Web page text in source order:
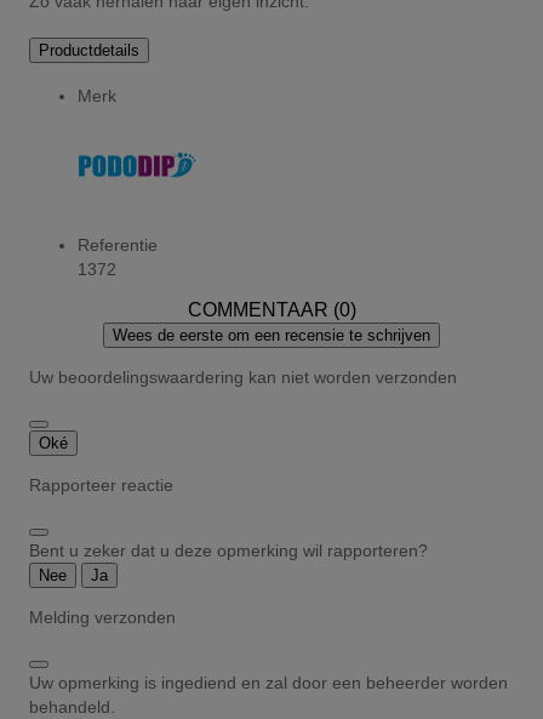
Productdetails
Merk
Referentie
1372
COMMENTAAR (0)
Wees de eerste om een recensie te schrijven
Uw beoordelingswaardering kan niet worden verzonden
Oké
Rapporteer reactie
Bent u zeker dat u deze opmerking wil rapporteren?
Nee Ja
Melding verzonden
Uw opmerking is ingediend en zal door een beheerder worden
behandeld.